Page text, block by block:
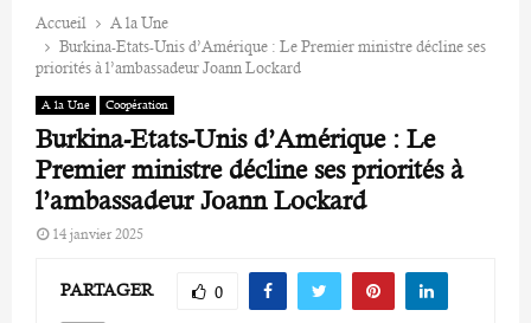
Accueil
A la Une
Burkina-Etats-Unis d’Amérique : Le Premier ministre décline ses
priorités à l’ambassadeur Joann Lockard
A la Une Coopération
Burkina-Etats-Unis d’Amérique : Le
Premier ministre décline ses priorités à
l’ambassadeur Joann Lockard
14 janvier 2025
PARTAGER 0